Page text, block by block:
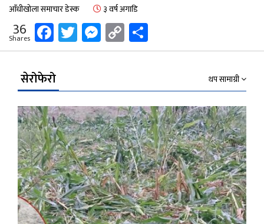
आँधीखोला समाचार डेस्क ३ वर्ष अगाडि
36
Shares Facebook
Twitter
Messenger
Copy
Link
सेरोफेरो थप सामाग्री